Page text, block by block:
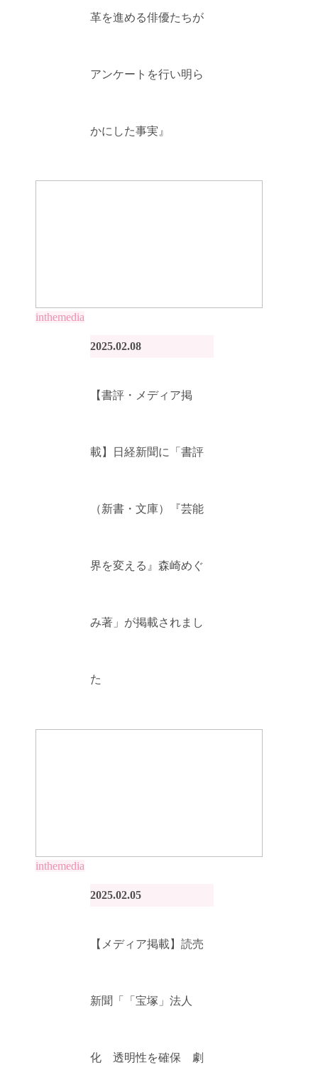
革を進める俳優たちが
アンケートを行い明ら
かにした事実』
inthemedia
【書評・メディア掲
載】日経新聞に「書評
（新書・文庫）『芸能
界を変える』森崎めぐ
み著」が掲載されまし
た
2025.02.08
inthemedia
【メディア掲載】読売
新聞「「宝塚」法人
化 透明性を確保 劇
2025.02.05